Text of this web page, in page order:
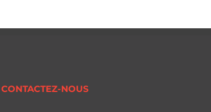
CONTACTEZ-NOUS